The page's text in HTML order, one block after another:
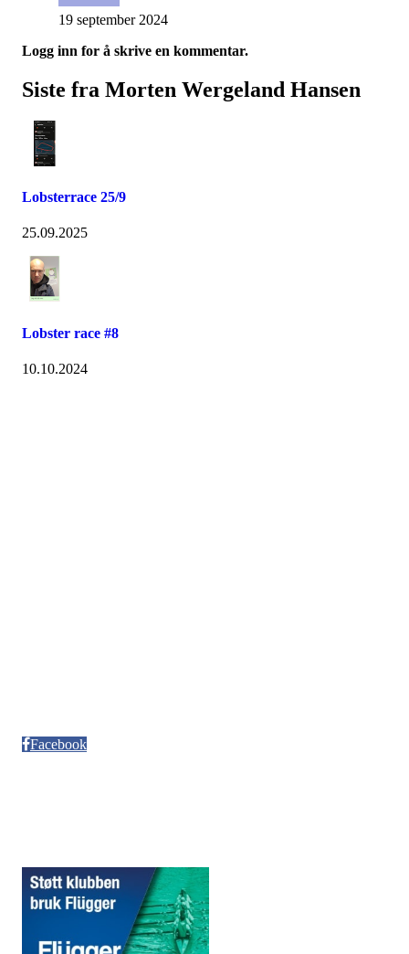
19 september 2024
Logg inn for å skrive en kommentar.
Siste fra Morten Wergeland Hansen
Lobsterrace 25/9
25.09.2025
Lobster race #8
10.10.2024
Facebook